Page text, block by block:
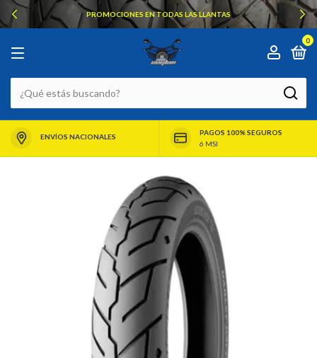
PROMOCIONES EN TODAS LAS LLANTAS
0
ENVÍOS NACIONALES
PAGOS 100% SEGUROS
6 MSI